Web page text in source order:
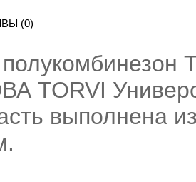
(0)
TORVI
выполнена